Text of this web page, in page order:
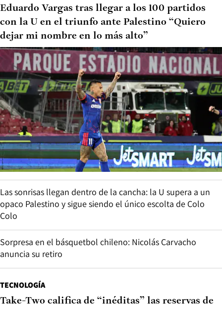
Eduardo Vargas tras llegar a los 100 partidos
con la U en el triunfo ante Palestino “Quiero
dejar mi nombre en lo más alto”
Las sonrisas llegan dentro de la cancha: la U supera a un
opaco Palestino y sigue siendo el único escolta de Colo
Colo
Sorpresa en el básquetbol chileno: Nicolás Carvacho
anuncia su retiro
TECNOLOGÍA
Take-Two califica de “inéditas” las reservas de